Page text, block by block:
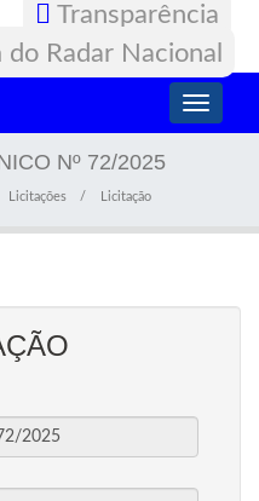
Transparência
Toggle
Nº 72/2025
Licitações Licitação